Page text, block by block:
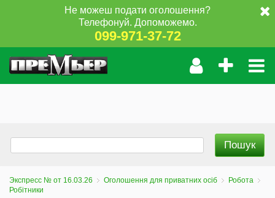
Не можеш подати оголошення?
Телефонуй. Допоможемо.
099-971-37-72
Экспресс № от 16.03.26 Оголошення для приватних осіб
Робота
Робітники